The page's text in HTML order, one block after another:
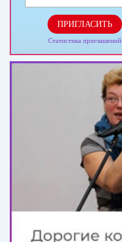
ПРИГЛАСИТЬ
Статистика приглашений